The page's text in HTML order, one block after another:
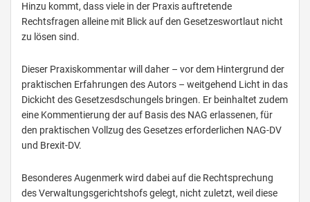
Hinzu kommt, dass viele in der Praxis auftretende
Rechtsfragen alleine mit Blick auf den Gesetzeswortlaut nicht
zu lösen sind.
Dieser Praxiskommentar will daher – vor dem Hintergrund der
praktischen Erfahrungen des Autors – weitgehend Licht in das
Dickicht des Gesetzesdschungels bringen. Er beinhaltet zudem
eine Kommentierung der auf Basis des NAG erlassenen, für
den praktischen Vollzug des Gesetzes erforderlichen NAG-DV
und Brexit-DV.
Besonderes Augenmerk wird dabei auf die Rechtsprechung
des Verwaltungsgerichtshofs gelegt, nicht zuletzt, weil diese